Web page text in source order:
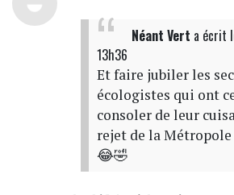
Néant Vert a écrit
13h36
Et faire jubiler les
écologistes qui ont
consoler de leur
rejet de la
😂🤣